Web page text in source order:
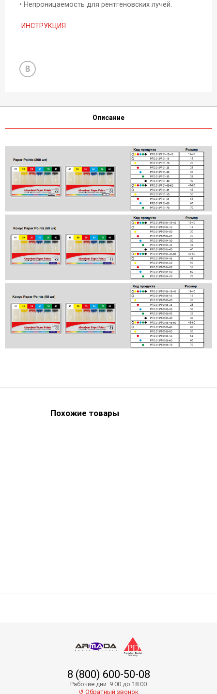
• Непроницаемость для рентгеновских лучей.
ИНСТРУКЦИЯ
Описание
Похожие товары
Absorbent Paper Points PP01-35
8 (800) 600-50-08
Рабочие дни: 9.00 до 18.00
↺ Обратный звонок